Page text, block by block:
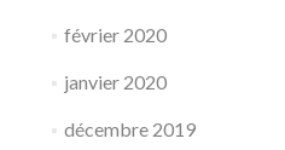
février 2020
janvier 2020
décembre 2019